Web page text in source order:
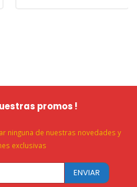
promos !
ninguna de nuestras novedades y
exclusivas